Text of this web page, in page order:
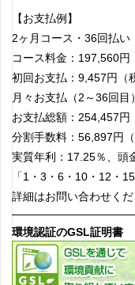
【お支払例】
2ヶ月コース・36回払い
コース料金：197,560円
初回お支払：9,457円（
月々お支払（2～36回目
お支払総額：254,457円
分割手数料：56,897円（
実質年利：17.25％、頭
「1・3・6・10・12・
詳細はお問い合わせくだ
環境認証のGSL証明書